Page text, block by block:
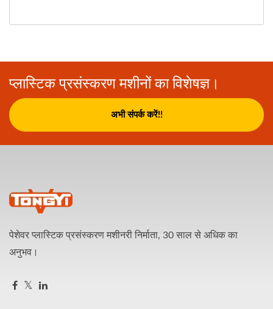
प्लास्टिक प्रसंस्करण मशीनों का विशेषज्ञ।
अभी संपर्क करें!!
पेशेवर प्लास्टिक प्रसंस्करण मशीनरी निर्माता, 30 साल से अधिक का
अनुभव।